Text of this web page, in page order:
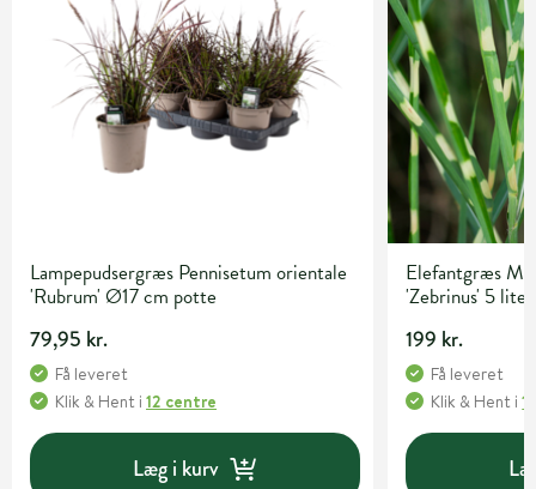
Lampepudsergræs Pennisetum orientale
'Rubrum' Ø17 cm potte
79,95 kr.
Få leveret
Klik & Hent i 12 centre
Læg i kurv
Elefantgræs
'Zebrinus' 5
199 kr.
Få leveret
Klik & Hent i